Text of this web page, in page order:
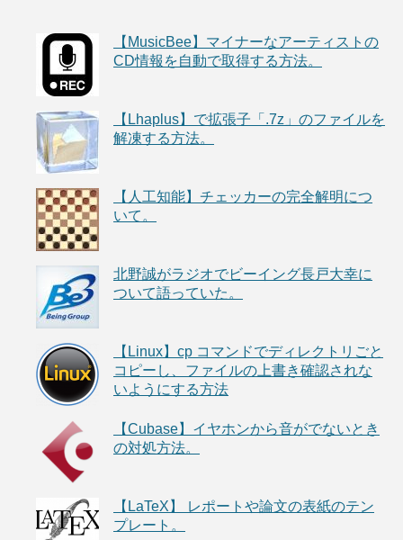
【MusicBee】マイナーなアーティストの
CD情報を自動で取得する方法。
【Lhaplus】で拡張子「.7z」のファイルを
解凍する方法。
【人工知能】チェッカーの完全解明につ
いて。
北野誠がラジオでビーイング長戸大幸に
ついて語っていた。
【Linux】cp コマンドでディレクトリごと
コピーし、ファイルの上書き確認されな
いようにする方法
【Cubase】イヤホンから音がでないとき
の対処方法。
【LaTeX】 レポートや論文の表紙のテン
プレート。